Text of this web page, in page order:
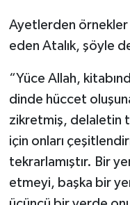
Ayetlerden örnekler
eden Atalık, şöyle
“Yüce Allah,
dinde hüccet
zikretmiş, delaletin
için onları
tekrarlamıştır. Bir
etmeyi, başka bir